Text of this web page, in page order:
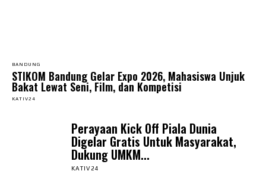
BANDUNG
STIKOM Bandung Gelar Expo 2026, Mahasiswa Unjuk
Bakat Lewat Seni, Film, dan Kompetisi
KATIV24
Perayaan Kick Off Piala Dunia
Digelar Gratis Untuk Masyarakat,
Dukung UMKM...
KATIV24